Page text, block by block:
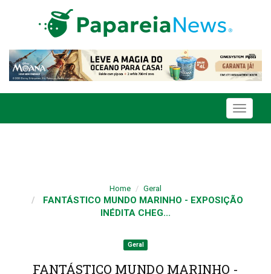
Toggle
Home Geral
FANTÁSTICO MUNDO MARINHO - EXPOSIÇÃO
INÉDITA CHEG...
Geral
FANTÁSTICO MUNDO MARINHO -